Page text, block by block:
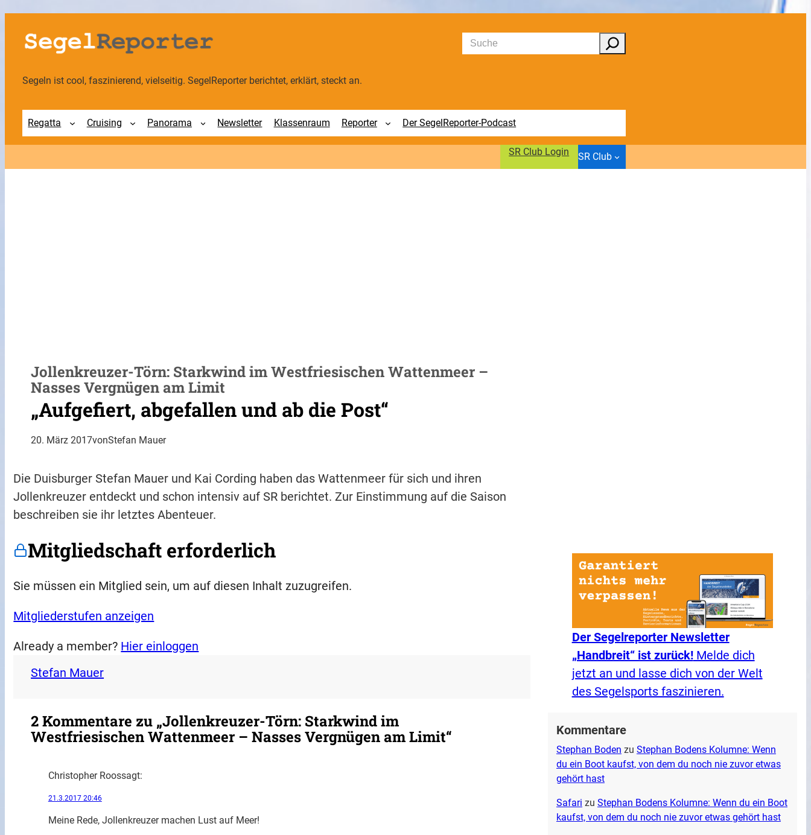
Zum
Inhalt
springen
Suchen
Segeln ist cool, faszinierend, vielseitig. SegelReporter berichtet, erklärt, steckt an.
Regatta Cruising Panorama Newsletter Klassenraum Reporter Der SegelReporter-Podcast
SR Club Login SR Club
Jollenkreuzer-Törn: Starkwind im Westfriesischen Wattenmeer –
Nasses Vergnügen am Limit
„Aufgefiert, abgefallen und ab die Post“
20. März 2017vonStefan Mauer
Die Duisburger Stefan Mauer und Kai Cording haben das Wattenmeer für sich und ihren
Jollenkreuzer entdeckt und schon intensiv auf SR berichtet. Zur Einstimmung auf die Saison
beschreiben sie ihr letztes Abenteuer.
Mitgliedschaft erforderlich
Sie müssen ein Mitglied sein, um auf diesen Inhalt zuzugreifen.
Mitgliederstufen anzeigen
Already a member? Hier einloggen
Stefan Mauer
2 Kommentare zu „Jollenkreuzer-Törn: Starkwind im
Westfriesischen Wattenmeer – Nasses Vergnügen am Limit“
Christopher Roossagt:
21.3.2017 20:46
Meine Rede, Jollenkreuzer machen Lust auf Meer!
Der Segelreporter Newsletter
„Handbreit“ ist zurück!Melde dich
jetzt an und lasse dich von der Welt
des Segelsports faszinieren.
Kommentare
Stephan Boden zu Stephan Bodens Kolumne: Wenn
du ein Boot kaufst, von dem du noch nie zuvor etwas
gehört hast
Safari zu Stephan Bodens Kolumne: Wenn du ein Boot
kaufst, von dem du noch nie zuvor etwas gehört hast